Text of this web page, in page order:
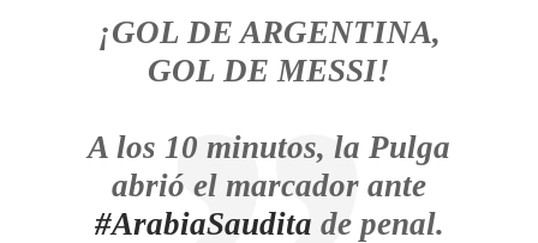
¡GOL DE ARGENTINA,
GOL DE MESSI!
A los 10 minutos, la Pulga
abrió el marcador ante
#ArabiaSaudita de penal.